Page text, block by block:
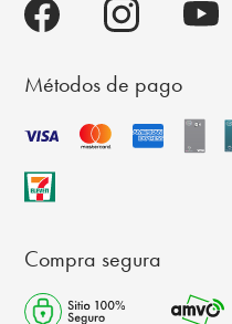
Métodos de pago
Compra segura